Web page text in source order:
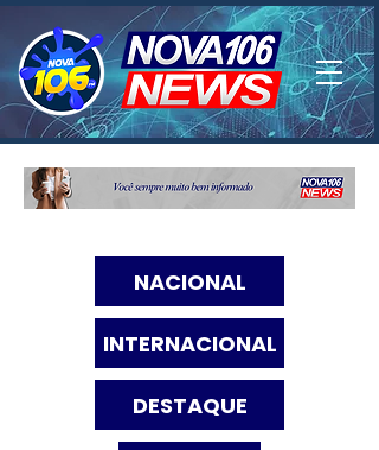
NACIONAL
INTERNACIONAL
DESTAQUE